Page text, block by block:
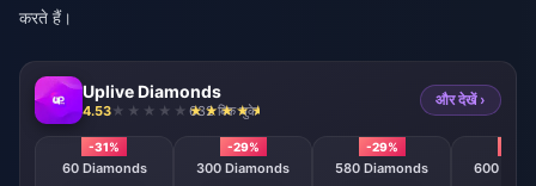
करते हैं।
Uplive Diamonds
4.53 632 बिक चुके
और देखें ›
-31%
60 Diamonds
-29%
300 Diamonds
-29%
580 Diamonds 600